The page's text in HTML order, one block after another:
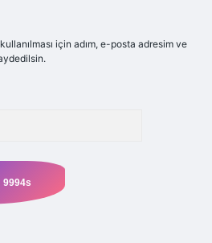
için adım, e-posta adresim ve